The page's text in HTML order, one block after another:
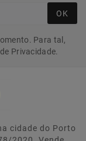
OK
Para tal,
Privacidade.
cidade do Porto